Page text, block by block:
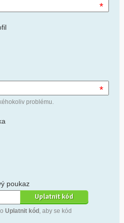
*
*
problému.
poukaz
Uplatnit kód , aby se kód